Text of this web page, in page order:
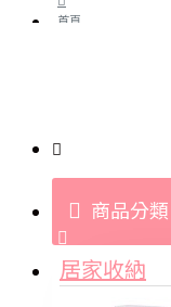
首頁
商品分類
居家收納
登入